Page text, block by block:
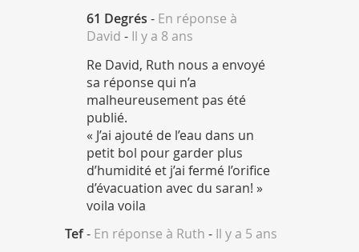
61 Degrés - En réponse à
David - Il y a 8 ans
Re David, Ruth nous a envoyé
sa réponse qui n’a
malheureusement pas été
publié.
« J’ai ajouté de l’eau dans un
petit bol pour garder plus
d’humidité et j’ai fermé l’orifice
d’évacuation avec du saran! »
voila voila
Tef- En réponse à Ruth - Il y a 5 ans